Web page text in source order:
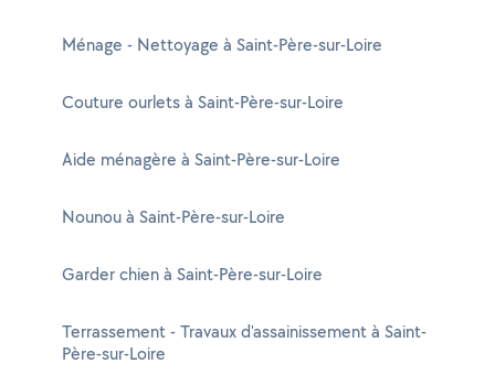
Ménage - Nettoyage à Saint-Père-sur-Loire
Couture ourlets à Saint-Père-sur-Loire
Aide ménagère à Saint-Père-sur-Loire
Nounou à Saint-Père-sur-Loire
Garder chien à Saint-Père-sur-Loire
Terrassement - Travaux d'assainissement à Saint-
Père-sur-Loire